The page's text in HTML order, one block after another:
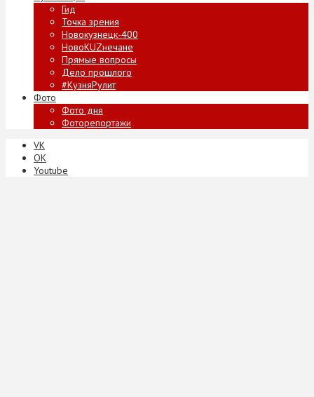
Гид
Точка зрения
Новокузнецк-400
НовоKUZнечане
Прямые вопросы
Дело прошлого
#КузняРулит
Фото
Фото дня
Фоторепортажи
VK
ОК
Youtube